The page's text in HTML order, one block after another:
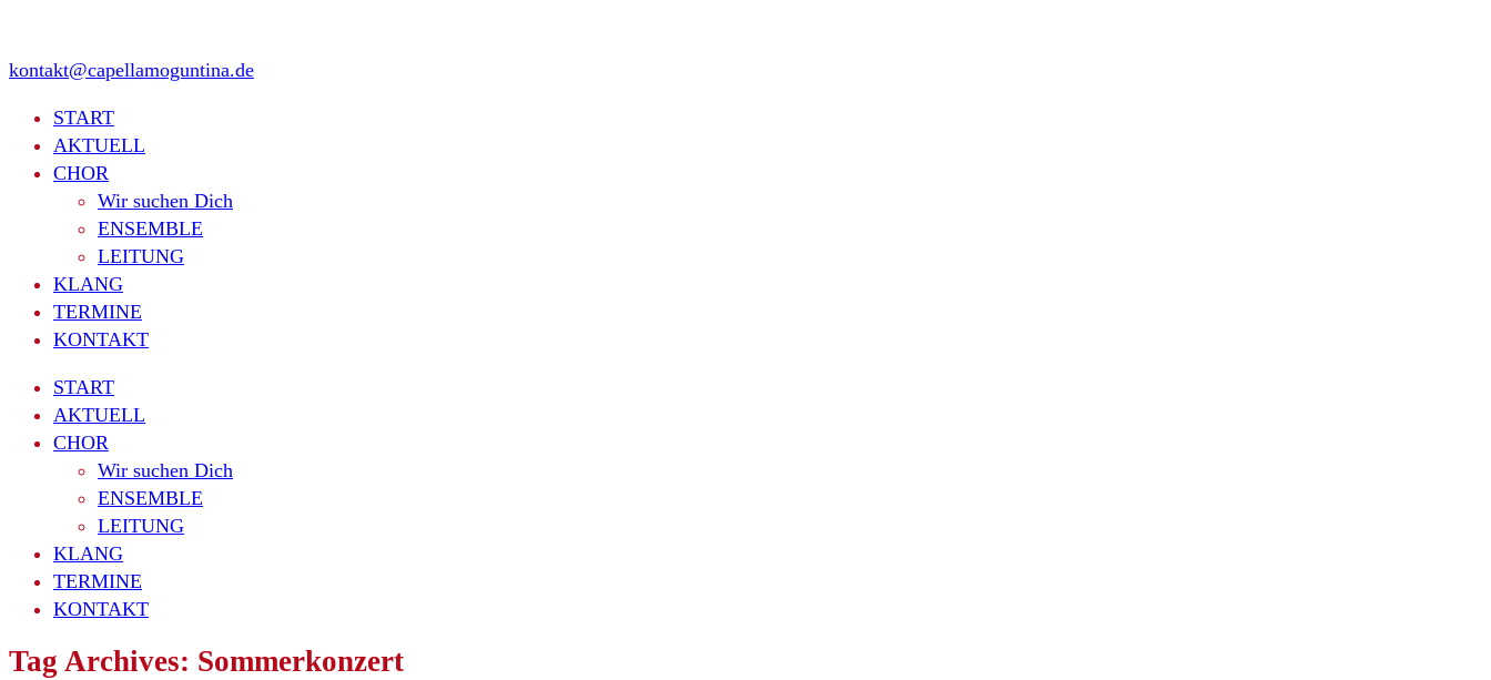
kontakt@capellamoguntina.de
START
AKTUELL
CHOR
Wir suchen Dich
ENSEMBLE
LEITUNG
KLANG
TERMINE
KONTAKT
START
AKTUELL
CHOR
Wir suchen Dich
ENSEMBLE
LEITUNG
KLANG
TERMINE
KONTAKT
Tag Archives: Sommerkonzert